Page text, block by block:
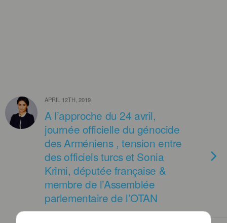
APRIL 12TH, 2019
A l’approche du 24 avril,
journée officielle du génocide
des Arméniens , tension entre
des officiels turcs et Sonia
Krimi, députée française &
membre de l’Assemblée
parlementaire de l’OTAN